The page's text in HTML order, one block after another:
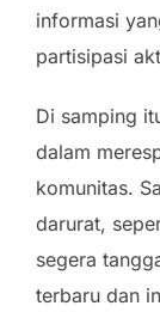
informasi
partisipasi
Di samping
dalam
komunitas.
darurat,
segera
terbaru dan